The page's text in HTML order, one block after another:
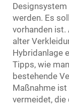
werden. Es
vorhanden ist.
alter
Hybridanlage
Tipps, wie
bestehende
Maßnahme
vermeidet,